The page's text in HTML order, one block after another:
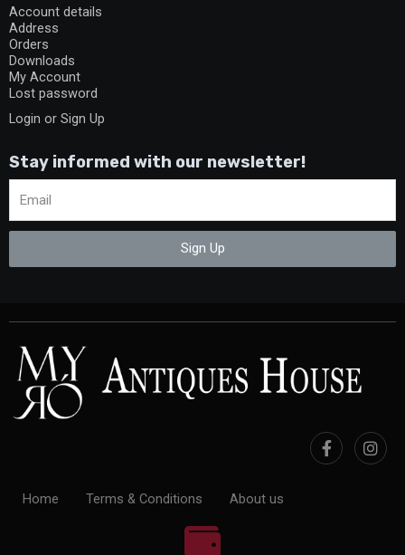
Account details
Address
Orders
Downloads
My Account
Lost password
Login or Sign Up
Stay informed with our newsletter!
Sign Up
Home Terms & Conditions About us